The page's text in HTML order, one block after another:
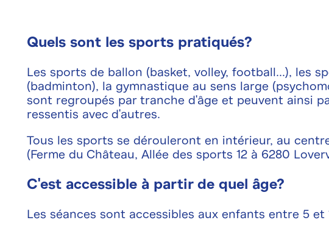
Quels sont les sports pratiqués?
Les sports de ballon (basket, volley, football...), les
(badminton), la gymnastique au sens large
sont regroupés par tranche d'âge et peuvent ainsi
ressentis avec d'autres.
Tous les sports se dérouleront en intérieur, au
(Ferme du Château, Allée des sports 12 à 6280
C'est accessible à partir de quel âge?
Les séances sont accessibles aux enfants entre 5 et